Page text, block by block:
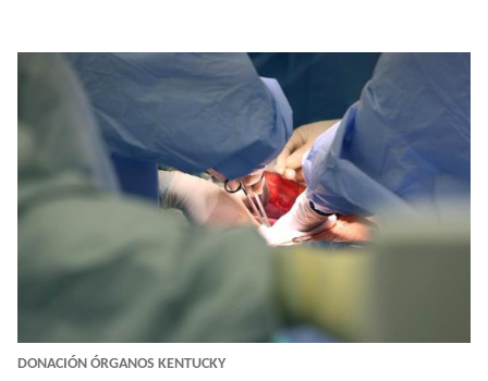
DONACIÓN ÓRGANOS KENTUCKY